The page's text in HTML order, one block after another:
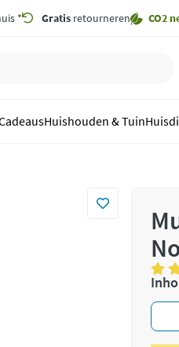
* Gratis retourneren CO2
Huishouden & Tuin